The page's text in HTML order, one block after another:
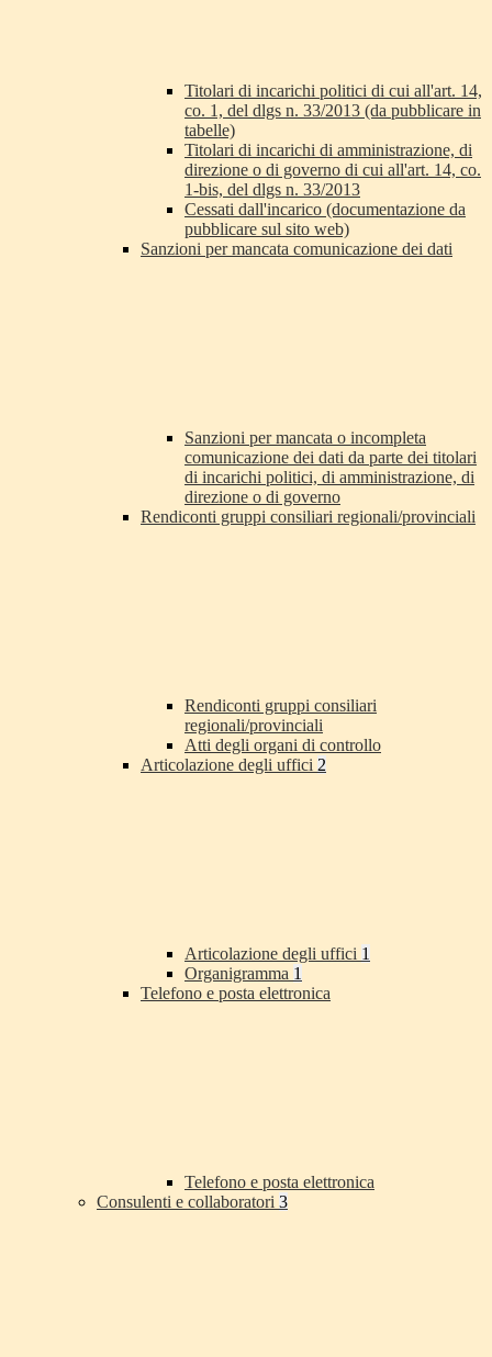
Titolari di incarichi politici di cui all'art. 14,
co. 1, del dlgs n. 33/2013 (da pubblicare in
tabelle)
Titolari di incarichi di amministrazione, di
direzione o di governo di cui all'art. 14, co.
1-bis, del dlgs n. 33/2013
Cessati dall'incarico (documentazione da
pubblicare sul sito web)
Sanzioni per mancata comunicazione dei dati
Sanzioni per mancata o incompleta
comunicazione dei dati da parte dei titolari
di incarichi politici, di amministrazione, di
direzione o di governo
Rendiconti gruppi consiliari regionali/provinciali
Rendiconti gruppi consiliari
regionali/provinciali
Atti degli organi di controllo
Articolazione degli uffici 2
Articolazione degli uffici 1
Organigramma 1
Telefono e posta elettronica
Telefono e posta elettronica
Consulenti e collaboratori 3